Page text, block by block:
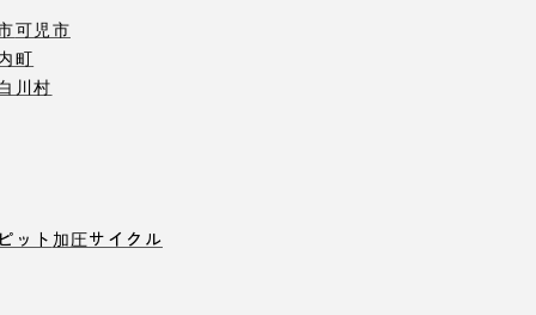
可児市
町
川村
ット 加圧サイクル